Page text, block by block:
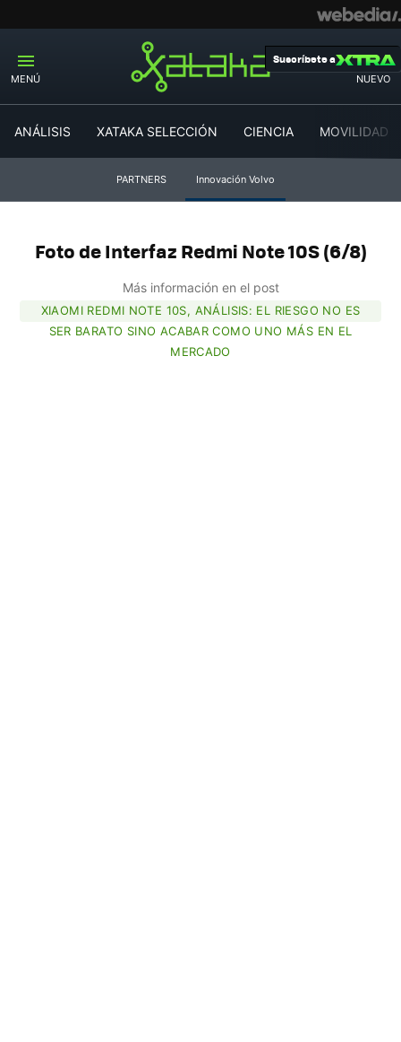
MENÚ NUEVO
Suscríbete a
ANÁLISIS XATAKA SELECCIÓN CIENCIA MOVILIDAD
PARTNERS Innovación Volvo
Foto de Interfaz Redmi Note 10S (6/8)
Más información en el post
XIAOMI REDMI NOTE 10S, ANÁLISIS: EL RIESGO NO ES
SER BARATO SINO ACABAR COMO UNO MÁS EN EL
MERCADO